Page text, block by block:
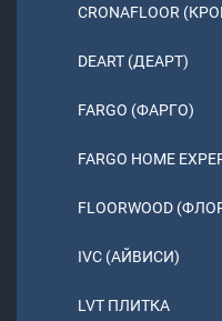
CRONAFLOOR
DEART (ДЕАРТ)
FARGO (ФАРГО)
FARGO HOME
FLOORWOOD
IVC (АЙВИСИ)
LVT ПЛИТКА